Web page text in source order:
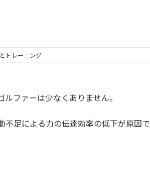
トレーニング
ファーは少なくありません。
不足による力の伝達効率の低下が原因で